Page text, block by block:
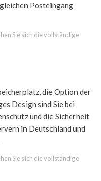
Posteingang
Sie sich die vollständige
die Option der
Design sind Sie bei
und die Sicherheit
in Deutschland und
Sie sich die vollständige